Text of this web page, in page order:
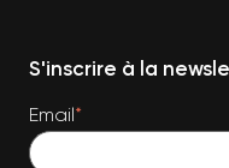
S'inscrire à la
Email*